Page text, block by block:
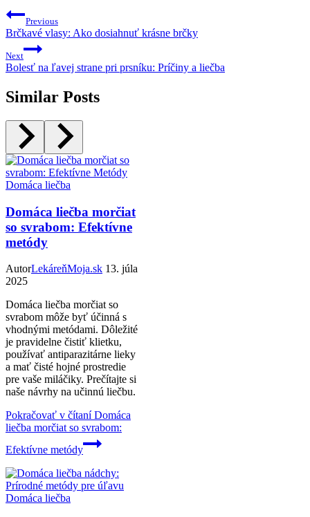
Previous
Brčkavé vlasy: Ako dosiahnuť krásne brčky
Next
Bolesť na ľavej strane pri prsníku: Príčiny a liečba
Similar Posts
Domáca liečba
Domáca liečba morčiat
so svrabom: Efektívne
metódy
AutorLekáreňMoja.sk 13. júla
2025
Domáca liečba morčiat so
svrabom môže byť účinná s
vhodnými metódami. Dôležité
je pravidelne čistiť klietku,
používať antiparazitárne lieky
a mať čisté hojné prostredie
pre vaše miláčiky. Prečítajte si
naše návrhy na učinnú liečbu.
Pokračovať v čítaní Domáca
liečba morčiat so svrabom:
Efektívne metódy
Domáca liečba